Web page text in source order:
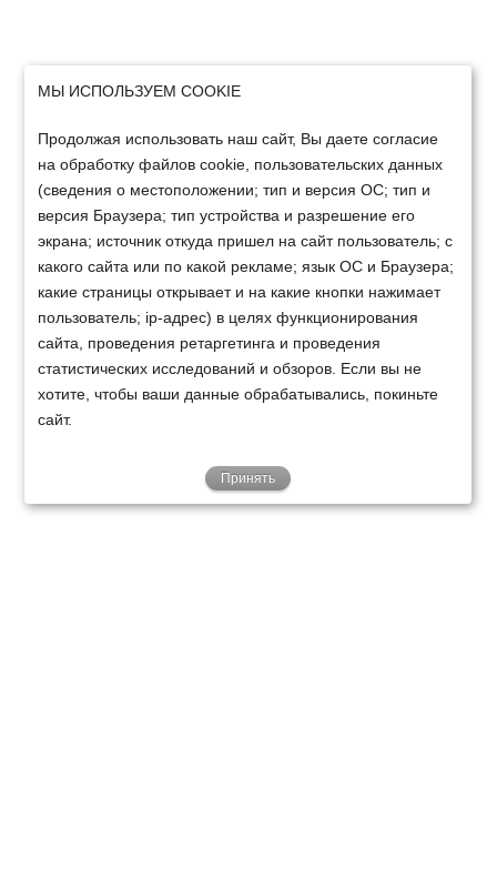
МЫ ИСПОЛЬЗУЕМ COOKIE
Продолжая использовать наш сайт, Вы даете согласие
на обработку файлов cookie, пользовательских данных
(сведения о местоположении; тип и версия ОС; тип и
версия Браузера; тип устройства и разрешение его
экрана; источник откуда пришел на сайт пользователь; с
какого сайта или по какой рекламе; язык ОС и Браузера;
какие страницы открывает и на какие кнопки нажимает
пользователь; ip-адрес) в целях функционирования
сайта, проведения ретаргетинга и проведения
статистических исследований и обзоров. Если вы не
хотите, чтобы ваши данные обрабатывались, покиньте
сайт.
Принять